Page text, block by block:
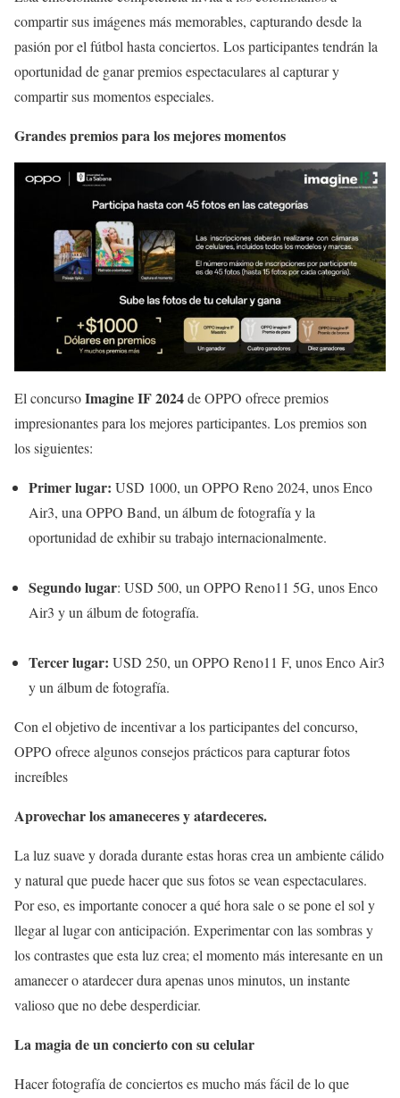
compartir sus imágenes más memorables, capturando desde la
pasión por el fútbol hasta conciertos. Los participantes tendrán la
oportunidad de ganar premios espectaculares al capturar y
compartir sus momentos especiales.
Grandes premios para los mejores momentos
El concursoImagine IF 2024de OPPO ofrece premios
impresionantes para los mejores participantes. Los premios son
los siguientes:
Primer lugar: USD 1000, un OPPO Reno 2024, unos Enco
Air3, una OPPO Band, un álbum de fotografía y la
oportunidad de exhibir su trabajo internacionalmente.
Segundo lugar: USD 500, un OPPO Reno11 5G, unos Enco
Air3 y un álbum de fotografía.
Tercer lugar: USD 250, un OPPO Reno11 F, unos Enco Air3
y un álbum de fotografía.
Con el objetivo de incentivar a los participantes del concurso,
OPPO ofrece algunos consejos prácticos para capturar fotos
increíbles
Aprovechar los amaneceres y atardeceres.
La luz suave y dorada durante estas horas crea un ambiente cálido
y natural que puede hacer que sus fotos se vean espectaculares.
Por eso, es importante conocer a qué hora sale o se pone el sol y
llegar al lugar con anticipación. Experimentar con las sombras y
los contrastes que esta luz crea; el momento más interesante en un
amanecer o atardecer dura apenas unos minutos, un instante
valioso que no debe desperdiciar.
La magia de un concierto con su celular
Hacer fotografía de conciertos es mucho más fácil de lo que